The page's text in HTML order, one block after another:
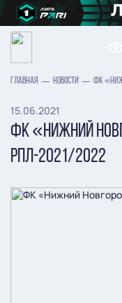
ГЛАВНАЯ НОВОСТИ ФК
15.06.2021
ФК «НИЖНИЙ
РПЛ-2021/2022